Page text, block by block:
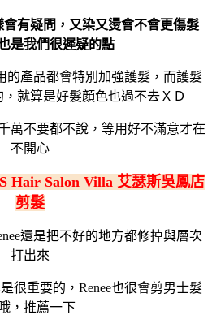
有疑問，又染又燙會不會更傷髮
是我們很遲疑的點
的產品都會特別加強護髮，而護髮
就算是好髮顏色也過不去ＸＤ
萬不要都不說，等用好不滿意才在
不開心
Hair Salon Villa 艾瑟斯吳鳳店
剪髮
還是把不好的地方都修掉與層次
打出來
很重要的，Renee也很會剪男士髮
，推薦一下